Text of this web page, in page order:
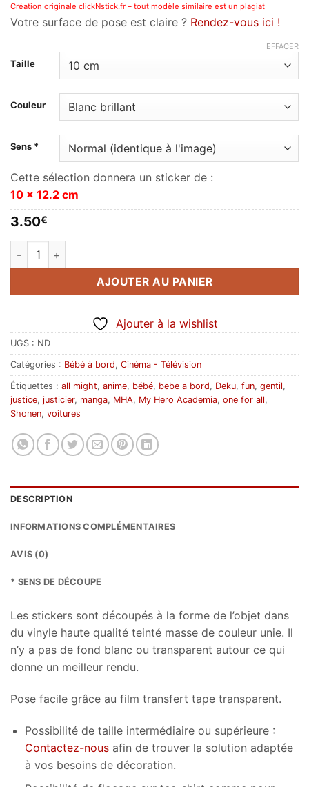
Création originale clickNstick.fr – tout modèle similaire est un plagiat
Votre surface de pose est claire ? Rendez-vous ici !
Taille
Couleur
Sens *
EFFACER
Cette sélection donnera un sticker de :
10 x 12.2 cm
3.50€
quantité de Bébé à bord My Hero Academia (pour fond
AJOUTER AU PANIER
Ajouter à la wishlist
UGS : ND
Catégories : Bébé à bord, Cinéma - Télévision
Étiquettes : all might, anime, bébé, bebe a bord, Deku, fun, gentil,
justice, justicier, manga, MHA, My Hero Academia, one for all,
Shonen, voitures
DESCRIPTION
INFORMATIONS COMPLÉMENTAIRES
AVIS (0)
* SENS DE DÉCOUPE
Les stickers sont découpés à la forme de l’objet dans
du vinyle haute qualité teinté masse de couleur unie. Il
n’y a pas de fond blanc ou transparent autour ce qui
donne un meilleur rendu.
Pose facile grâce au film transfert tape transparent.
Possibilité de taille intermédiaire ou supérieure :
Contactez-nousafin de trouver la solution adaptée
à vos besoins de décoration.